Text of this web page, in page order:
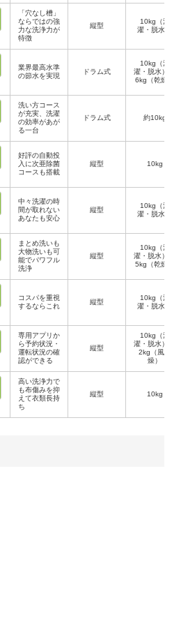
「穴なし槽」
ならではの強
力な洗浄力が
特徴
縦型
10kg（洗
濯・脱水）
業界最高水準
の節水を実現
ドラム式
10kg（洗
濯・脱水）、
6kg（乾燥）
洗い方コース
が充実、洗濯
の効率があが
る一台
ドラム式 約10kg
好評の自動投
入に次亜除菌
コースも搭載
縦型 10kg
中々洗濯の時
間が取れない
あなたも安心
縦型
10kg（洗
濯・脱水）
まとめ洗いも
大物洗いも可
能でパワフル
洗浄
縦型
10kg（洗
濯・脱水）、
5kg（乾燥）
コスパを重視
するならこれ
縦型
10kg（洗
濯・脱水）
専用アプリか
ら予約状況・
運転状況の確
認ができる
縦型
10kg（洗
濯・脱水）、
2kg（風乾
燥）
高い洗浄力で
も布傷みを抑
えて衣類長持
ち
縦型 10kg